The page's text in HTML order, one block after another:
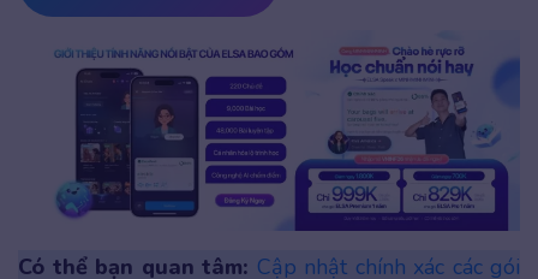
Có thể bạn quan tâm: Cập nhật chính xác các gói